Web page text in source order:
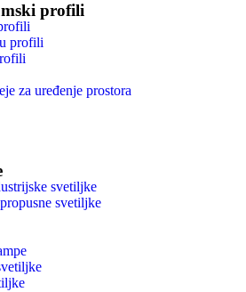
profili
profili
za uređenje prostora
svetiljke
svetiljke